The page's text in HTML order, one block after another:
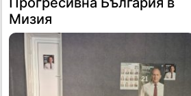
Мизия